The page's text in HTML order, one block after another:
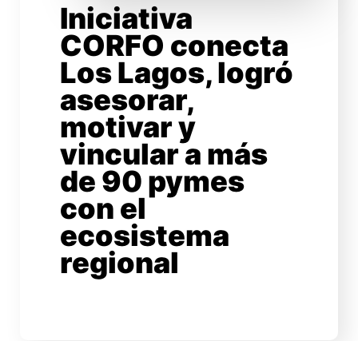
Iniciativa
CORFO conecta
Los Lagos, logró
asesorar,
motivar y
vincular a más
de 90 pymes
con el
ecosistema
regional